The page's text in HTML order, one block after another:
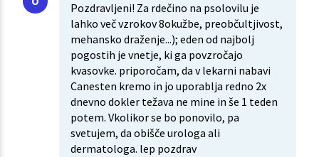
Pozdravljeni! Za rdečino na psolovilu je
lahko več vzrokov 8okužbe, preobčultjivost,
mehansko draženje...); eden od najbolj
pogostih je vnetje, ki ga povzročajo
kvasovke. priporočam, da v lekarni nabavi
Canesten kremo in jo uporablja redno 2x
dnevno dokler težava ne mine in še 1 teden
potem. Vkolikor se bo ponovilo, pa
svetujem, da obišče urologa ali
dermatologa. lep pozdrav